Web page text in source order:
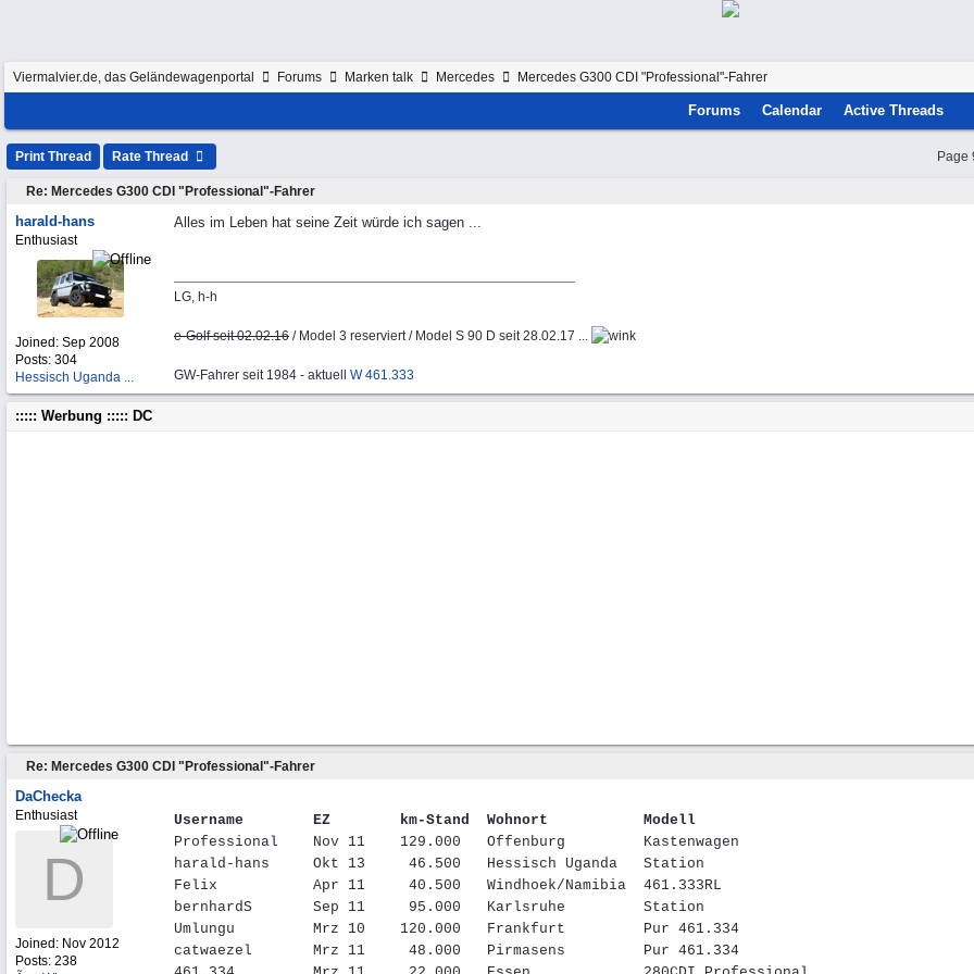
Viermalvier.de, das Geländewagenportal Forums Marken talk Mercedes Mercedes G300 CDI "Professional"-Fahrer
Forums Calendar Active Threads
Print Thread Rate Thread Page
Re: Mercedes G300 CDI "Professional"-Fahrer
harald-hans
Enthusiast
Joined: Sep 2008
Posts: 304
Hessisch Uganda ...
Alles im Leben hat seine Zeit würde ich sagen ...
LG, h-h
e-Golf seit 02.02.16 / Model 3 reserviert / Model S 90 D seit 28.02.17 ...
GW-Fahrer seit 1984 - aktuell W 461.333
::::: Werbung ::::: DC
Re: Mercedes G300 CDI "Professional"-Fahrer
DaChecka
Enthusiast
D
Joined: Nov 2012
Posts: 238
Username EZ km-Stand Wohnort
Modell
Professional
Nov 11 129.000 Offenburg
Kastenwagen
harald-hans
Okt 13 46.500 Hessisch Uganda
Station
Felix
Apr 11 40.500 Windhoek/Namibia
461.333RL
bernhardS
Sep 11 95.000 Karlsruhe
Station
Umlungu
Mrz 10 120.000 Frankfurt
Pur 461.334
catwaezel
Mrz 11 48.000 Pirmasens
Pur 461.334